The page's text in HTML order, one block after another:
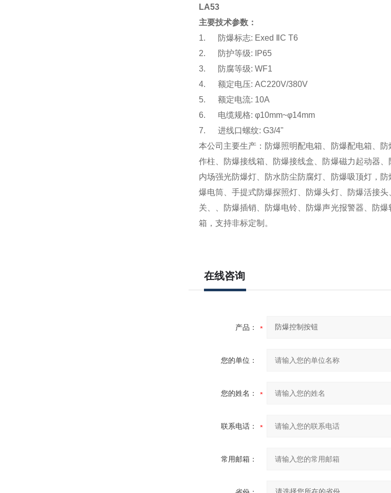
LA53
主要技术参数：
1.
防爆标志: Exed ⅡC T6
2.
防护等级: IP65
3.
防腐等级: WF1
4. 额定电压: AC220V/380V
5. 额定电流: 10A
6. 电缆规格: φ10mm~φ14mm
7. 进线口螺纹: G3/4"
本公司主要生产： 防爆照明配电箱、防爆配电箱、
作柱、防爆接线箱、防爆接线盒、防爆磁力起动器
内场强光防爆灯、防水防尘防腐灯、防爆吸顶灯，
爆电筒、手提式防爆探照灯、防爆头灯、防爆活接
关、、防爆插销、防爆电铃、防爆声光报警器、防
箱， 支持非标定制 。
在线咨询
产品：
您的单位：
您的姓名：
联系电话：
常用邮箱：